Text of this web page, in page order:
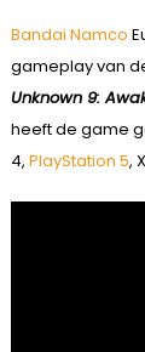
Bandai Namco
gameplay van
Unknown 9:
heeft de game
4, PlayStation 5,